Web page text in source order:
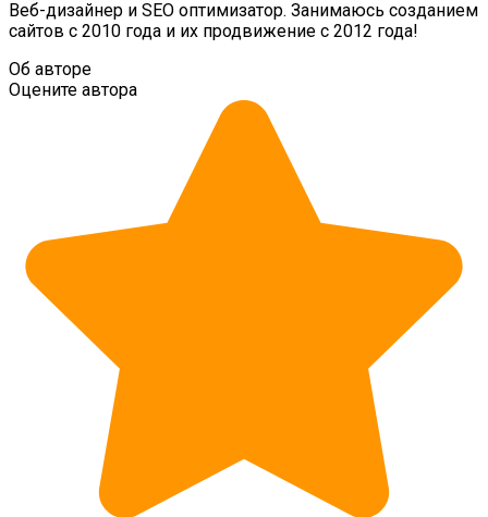
Веб-дизайнер и SEO оптимизатор. Занимаюсь созданием
сайтов с 2010 года и их продвижение с 2012 года!
Об авторе
Оцените автора